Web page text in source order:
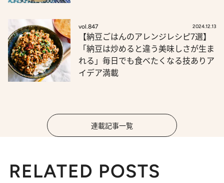
vol.847 2024.12.13
【納豆ごはんのアレンジレシピ7選】
「納豆は炒めると違う美味しさが生ま
れる」毎日でも食べたくなる技ありア
イデア満載
連載記事一覧
RELATED POSTS